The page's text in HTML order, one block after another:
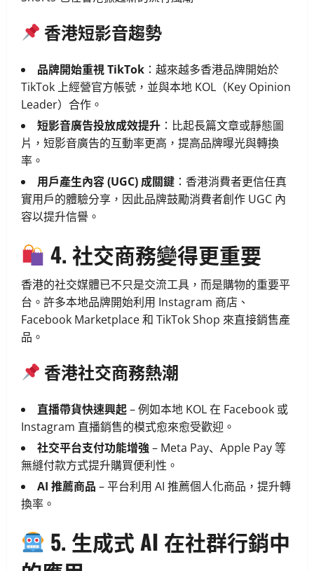
香港短影音趨勢
品牌開始重視 TikTok ：越來越多香港品牌開始於
TikTok 上經營官方帳號，並與本地 KOL（Key Opinion
Leader）合作。
短影音廣告投放成效提升 ：比起長篇文章或靜態圖
片，短影音廣告的互動率更高，提高品牌曝光與轉換
率。
用戶產生內容 (UGC) 成關鍵 ：香港消費者更信任真
實用戶的體驗分享，因此品牌鼓勵消費者創作 UGC 內
容以提升信譽。
4. 社交商務變得更重要
香港的社交媒體已不只是交流工具，而是購物的重要平
台。許多本地品牌開始利用 Instagram 商店、
Facebook Marketplace 和 TikTok Shop 來直接銷售產
品。
香港社交商務熱潮
直播帶貨快速興起– 例如本地 KOL 在 Facebook 或
Instagram 直播銷售的模式愈來愈受歡迎。
社交平台支付功能增強– Meta Pay、Apple Pay 等
無縫付款方式提升購買便利性。
AI 推薦商品 – 平台利用 AI 推薦個人化商品，提升轉
換率。
5. 生成式 AI 在社群行銷中